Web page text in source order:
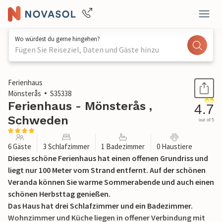
Wo würdest du gerne hingehen?
Fügen Sie Reiseziel, Daten und Gäste hinzu
1 / 11
Ferienhaus
Mönsterås
S35338
Ferienhaus - Mönsterås ,
Schweden
4.7
out of 5
6 Gäste 3 Schlafzimmer 1 Badezimmer 0 Haustiere
Dieses schöne Ferienhaus hat einen offenen Grundriss und
liegt nur 100 Meter vom Strand entfernt. Auf der schönen
Veranda können Sie warme Sommerabende und auch einen
schönen Herbsttag genießen.
Das Haus hat drei Schlafzimmer und ein Badezimmer.
Wohnzimmer und Küche liegen in offener Verbindung mit